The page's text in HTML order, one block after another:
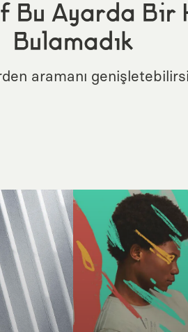
Bu Ayarda Bir
Bulamadık
aramanı